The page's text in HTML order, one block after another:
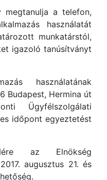
megtanulja a telefon,
használatát
munkatárstól,
igazoló tanúsítványt
használatának
Budapest, Hermina út
Ügyfélszolgálati
időpont egyeztetést
az Elnökség
augusztus 21. és